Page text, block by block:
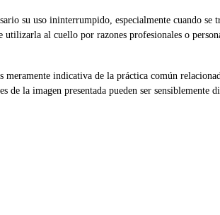
su uso ininterrumpido, especialmente cuando
utilizarla al cuello por razones profesionales o
indicativa de la práctica común
de la imagen presentada pueden ser